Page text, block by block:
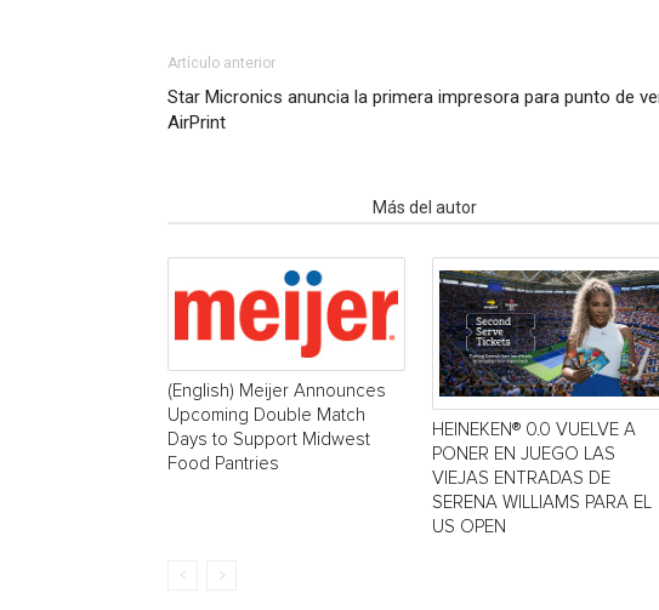
Artículo anterior
Star Micronics anuncia la primera impresora para punto de
AirPrint
Más del autor
(English) Meijer Announces
Upcoming Double Match
Days to Support Midwest
Food Pantries
HEINEKEN® 0.0 VUELVE A
PONER EN JUEGO LAS
VIEJAS ENTRADAS DE
SERENA WILLIAMS PARA EL
US OPEN